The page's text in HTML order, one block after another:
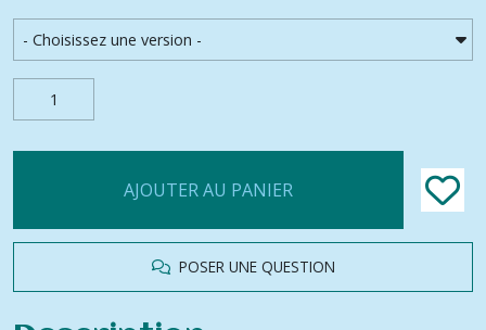
AJOUTER AU PANIER
POSER UNE QUESTION